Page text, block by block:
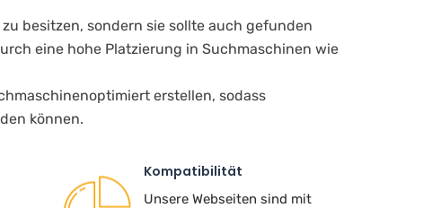
besitzen, sondern sie sollte auch gefunden
eine hohe Platzierung in Suchmaschinen wie
erstellen, sodass
können.
Kompatibilität
Unsere Webseiten sind mit